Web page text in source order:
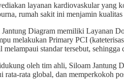
layanan kardiovaskular yang
rumah sakit ini menjamin
Diagram memiliki Layanan
melakukan Primary PCI
melampaui standar tersebut,
oleh tim ahli, Siloam Jantung
rata-rata global, dan memperkokoh